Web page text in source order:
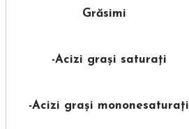
Grăsimi
-Acizi grași saturați
-Acizi grași mononesaturați